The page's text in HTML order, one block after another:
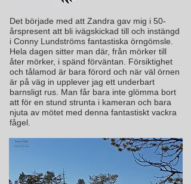
Det började med att Zandra gav mig i 50-
årspresent att bli ivägskickad till och instängd
i Conny Lundströms fantastiska örngömsle.
Hela dagen sitter man där, från mörker till
åter mörker, i spänd förväntan. Försiktighet
och tålamod är bara förord och när väl örnen
är på väg in upplever jag ett underbart
barnsligt rus. Man får bara inte glömma bort
att för en stund strunta i kameran och bara
njuta av mötet med denna fantastiskt vackra
fågel.